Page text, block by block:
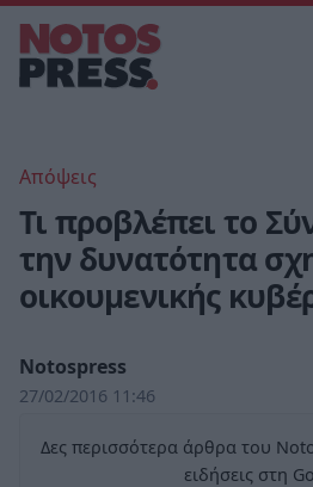
Απόψεις
Τι προβλέπει το
την δυνατότητα
οικουμενικής
Notospress
27/02/2016 11:46
Δες περισσότερα άρθρα του
ειδήσεις στη